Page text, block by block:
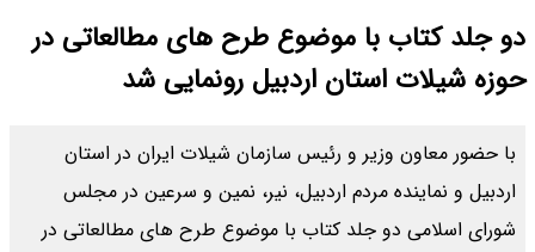
دو جلد کتاب با موضوع طرح های مطالعاتی در
حوزه شیلات استان اردبیل رونمایی شد
با حضور معاون وزیر و رئیس سازمان شیلات ایران در استان
اردبیل و نماینده مردم اردبیل، نیر، نمین و سرعین در مجلس
شورای اسلامی دو جلد کتاب با موضوع طرح های مطالعاتی در